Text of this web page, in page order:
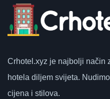
Crhotel.xyz je najbolji način
hotela diljem svijeta.
cijena i stilova.